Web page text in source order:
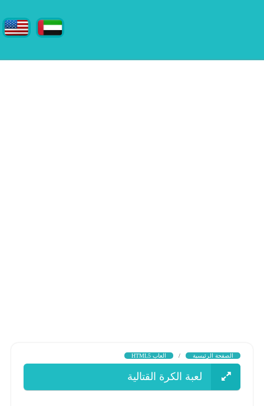
الصفحة الرئيسية / العاب HTML5
لعبة الكرة القتالية